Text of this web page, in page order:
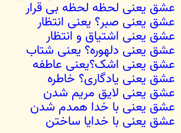
عشق یعنی لحظه لحظه بی قرار
عشق یعنی صبر؟ یعنی انتظار
عشق یعنی اشتیاق و انتظار
عشق یعنی دلهوره؟ یعنی شتاب
عشق یعنی اشک؟یعنی عاطفه
عشق یعنی یادگاری؟ خاطره
عشق یعنی لایق مریم شدن
عشق یعنی با خدا همدم شدن
عشق یعنی با خدایا ساختن